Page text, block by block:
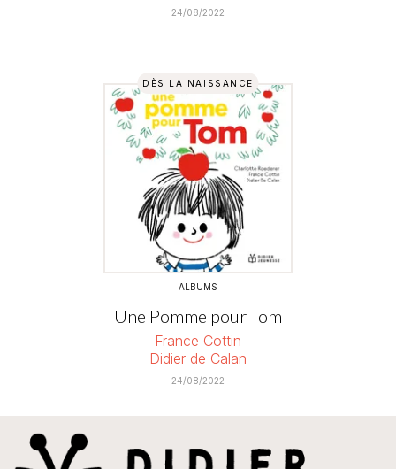
24/08/2022
DÈS LA NAISSANCE
ALBUMS
Une Pomme pour Tom
France Cottin
Didier de Calan
24/08/2022